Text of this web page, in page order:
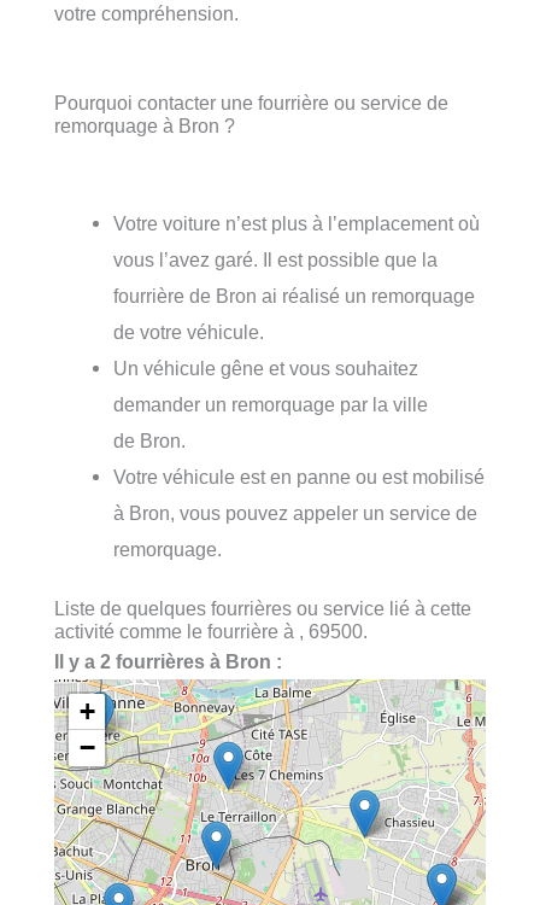
votre compréhension.
Pourquoi contacter une fourrière ou service de
remorquage à Bron ?
Votre voiture n’est plus à l’emplacement où
vous l’avez garé. Il est possible que la
fourrière de Bron ai réalisé un remorquage
de votre véhicule.
Un véhicule gêne et vous souhaitez
demander un remorquage par la ville
de Bron.
Votre véhicule est en panne ou est mobilisé
à Bron, vous pouvez appeler un service de
remorquage.
Liste de quelques fourrières ou service lié à cette
activité comme le fourrière à , 69500.
Il y a 2 fourrières à Bron :
+
−